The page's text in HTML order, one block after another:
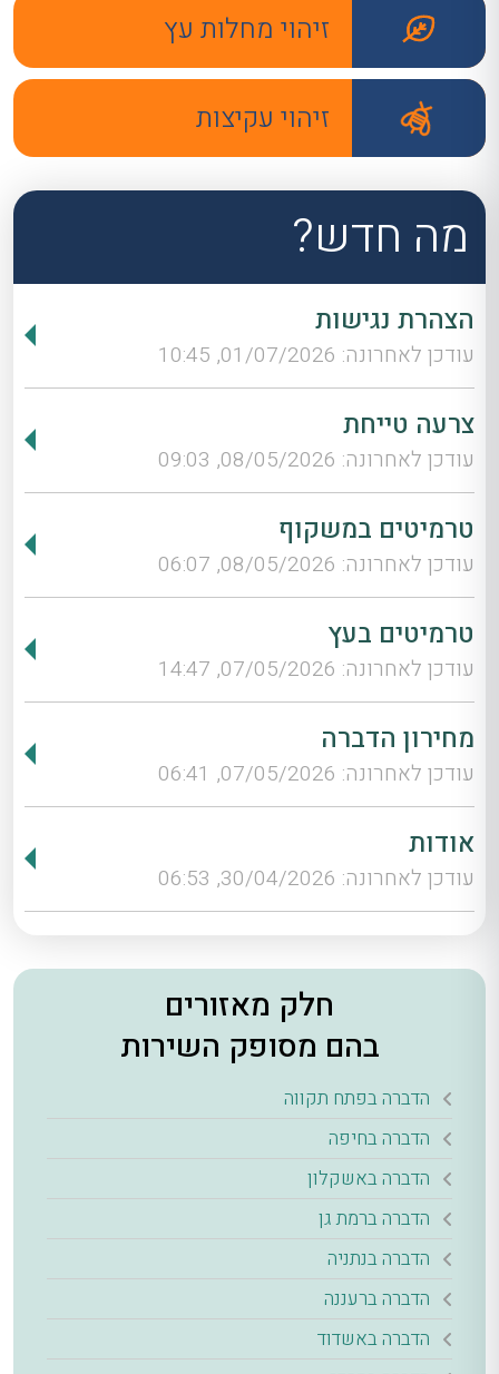
זיהוי מחלות עץ
זיהוי עקיצות
מה חדש?
הצהרת נגישות
עודכן לאחרונה: 01/07/2026, 10:45
צרעה טייחת
עודכן לאחרונה: 08/05/2026, 09:03
טרמיטים במשקוף
עודכן לאחרונה: 08/05/2026, 06:07
טרמיטים בעץ
עודכן לאחרונה: 07/05/2026, 14:47
מחירון הדברה
עודכן לאחרונה: 07/05/2026, 06:41
אודות
עודכן לאחרונה: 30/04/2026, 06:53
חלק מאזורים
בהם מסופק השירות
הדברה בפתח תקווה
הדברה בחיפה
הדברה באשקלון
הדברה ברמת גן
הדברה בנתניה
הדברה ברעננה
הדברה באשדוד